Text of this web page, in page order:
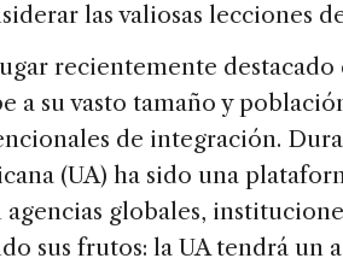
las valiosas lecciones
recientemente
a su vasto tamaño y
de integración.
(UA) ha sido una
agencias globales,
sus frutos: la UA tendrá un